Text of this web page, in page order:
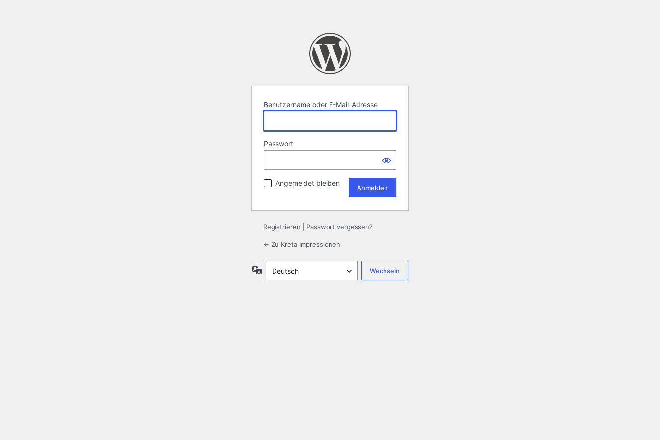
Benutzername oder E-Mail-Adresse
Passwort
Angemeldet bleiben
Registrieren Passwort vergessen?
← Zu Kreta Impressionen
Sprache